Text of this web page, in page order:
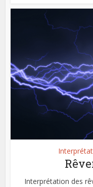
Interprétation des